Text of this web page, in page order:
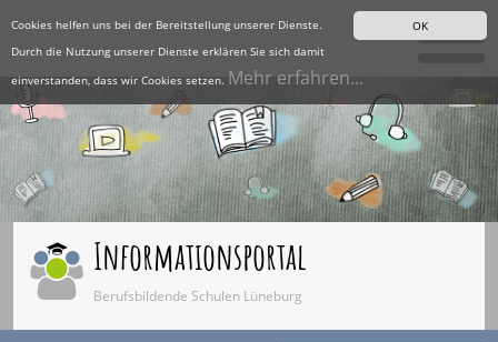
OK
Cookies helfen uns bei der Bereitstellung unserer Dienste.
Durch die Nutzung unserer Dienste erklären Sie sich damit
einverstanden, dass wir Cookies setzen. Mehr erfahren...
Informationsportal
Berufsbildende Schulen Lüneburg